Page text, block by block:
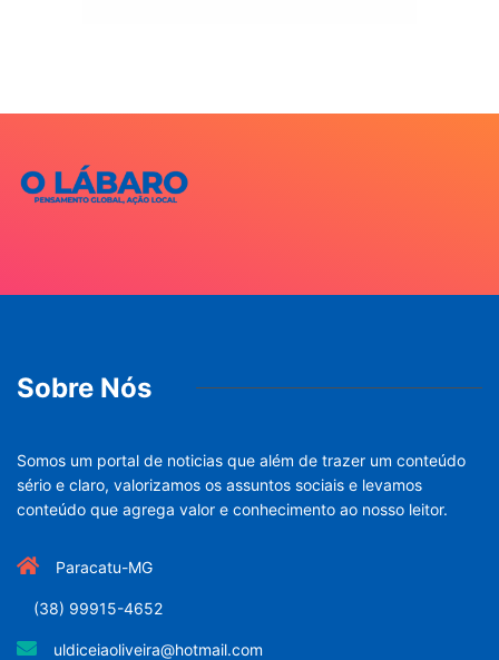
Sobre Nós
Somos um portal de noticias que além de trazer um conteúdo
sério e claro, valorizamos os assuntos sociais e levamos
conteúdo que agrega valor e conhecimento ao nosso leitor.
Paracatu-MG
(38) 99915-4652
uldiceiaoliveira@hotmail.com